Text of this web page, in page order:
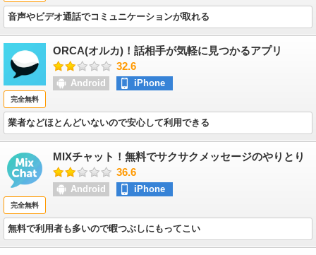
音声やビデオ通話でコミュニケーションが取れる
完全無料
ORCA(オルカ)！話相手が気軽に見つかるアプリ
32.6
Android iPhone
業者などほとんどいないので安心して利用できる
完全無料
MIXチャット！無料でサクサクメッセージのやりとり
36.6
Android iPhone
無料で利用者も多いので暇つぶしにもってこい